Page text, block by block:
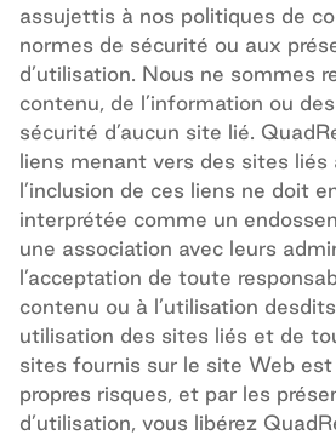
assujettis à nos politiques de
normes de sécurité ou aux
d’utilisation. Nous ne sommes
contenu, de l’information ou
sécurité d’aucun site lié.
liens menant vers des sites
l’inclusion de ces liens ne doit
interprétée comme un
une association avec leurs
l’acceptation de toute
contenu ou à l’utilisation
utilisation des sites liés et de
sites fournis sur le site Web
propres risques, et par les
d’utilisation, vous libérez